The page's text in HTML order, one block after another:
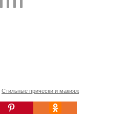
Стильные прически и макияж